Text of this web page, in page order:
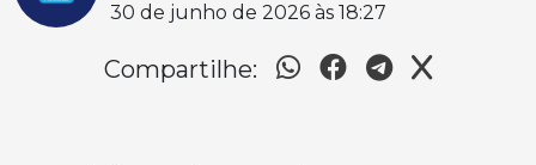
30 de junho de 2026 às 18:27
Compartilhe: